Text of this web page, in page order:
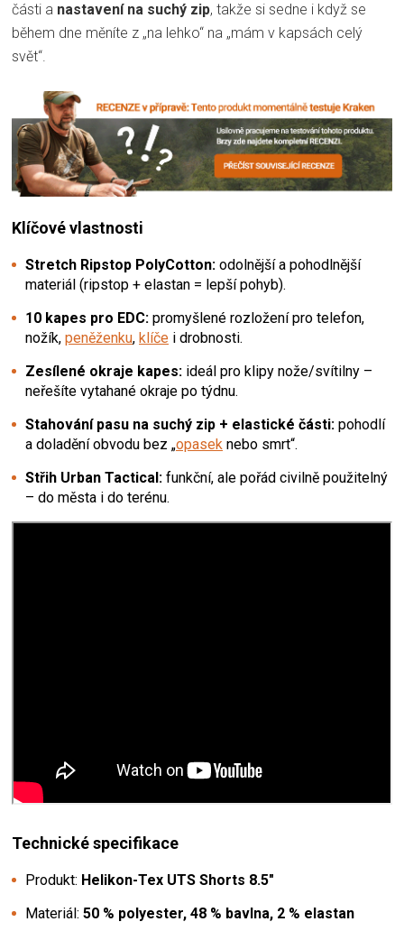
části a nastavení na suchý zip, takže si sedne i když se
během dne měníte z „na lehko“ na „mám v kapsách celý
svět“.
Klíčové vlastnosti
Stretch Ripstop PolyCotton: odolnější a pohodlnější
materiál (ripstop + elastan = lepší pohyb).
10 kapes pro EDC: promyšlené rozložení pro telefon,
nožík, peněženku, klíče i drobnosti.
Zesílené okraje kapes: ideál pro klipy nože/svítilny –
neřešíte vytahané okraje po týdnu.
Stahování pasu na suchý zip + elastické části: pohodlí
a doladění obvodu bez „opasek nebo smrt“.
Střih Urban Tactical: funkční, ale pořád civilně použitelný
– do města i do terénu.
Technické specifikace
Produkt: Helikon-Tex UTS Shorts 8.5"
Materiál: 50 % polyester, 48 % bavlna, 2 % elastan